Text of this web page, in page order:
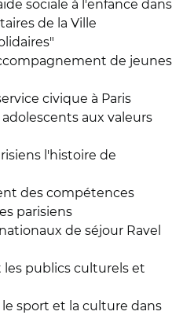
sociale à l'enfance dans
de la Ville
de jeunes
civique à Paris
aux valeurs
l'histoire de
des compétences
parisiens
de séjour Ravel
les publics culturels et
sport et la culture dans